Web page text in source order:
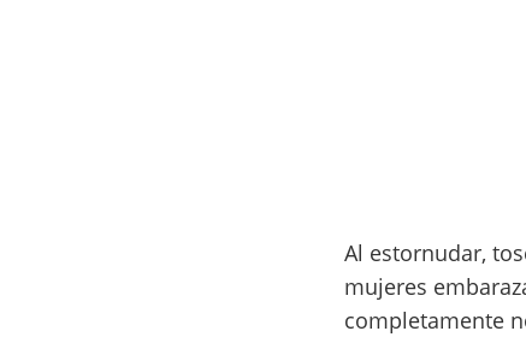
Al estornudar,
mujeres
completamente